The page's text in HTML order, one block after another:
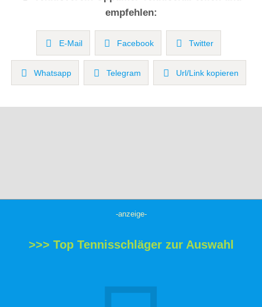
empfehlen:
E-Mail Facebook Twitter
Whatsapp Telegram Url/Link kopieren
-anzeige-
>>> Top Tennisschläger zur Auswahl